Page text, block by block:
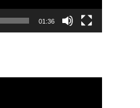
01:36